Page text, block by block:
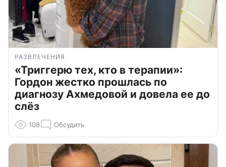
РАЗВЛЕЧЕНИЯ
«Триггерю тех, кто в терапии»:
Гордон жестко прошлась по
диагнозу Ахмедовой и довела ее до
слёз
108 Обсудить